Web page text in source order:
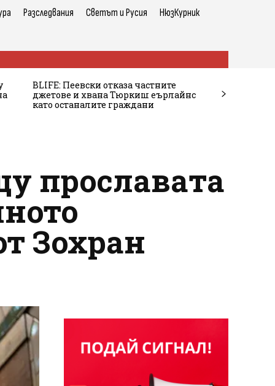
Разследвания Светът и Русия НюзКурник
BLIFE: Пеевски отказа частните
джетове и хвана Тюркиш еърлайнс
като останалите граждани
прославата
Зохран